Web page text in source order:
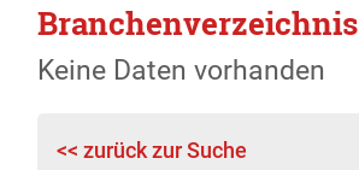
Branchenverzeichnis
Keine Daten vorhanden
<< zurück zur Suche